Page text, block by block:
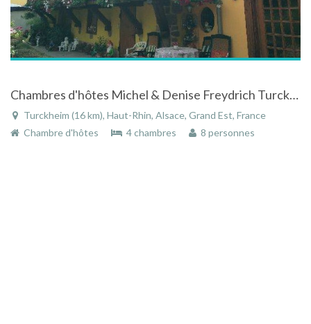
Chambres d'hôtes Michel & Denise Freydrich Turckheim
Turckheim (16 km), Haut-Rhin, Alsace, Grand Est, France
Chambre d'hôtes
4 chambres 8 personnes